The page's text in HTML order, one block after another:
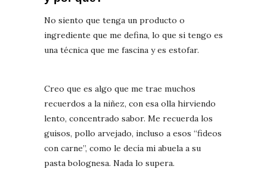
No siento que tenga un producto o
ingrediente que me defina, lo que si tengo es
una técnica que me fascina y es estofar.
Creo que es algo que me trae muchos
recuerdos a la niñez, con esa olla hirviendo
lento, concentrado sabor. Me recuerda los
guisos, pollo arvejado, incluso a esos “fideos
con carne”, como le decía mi abuela a su
pasta bolognesa. Nada lo supera.